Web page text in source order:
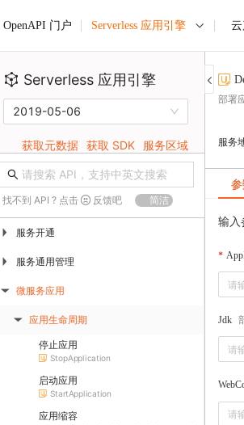
OpenAPI 门户 Serverless 应用引擎
Serverless 应用引擎
2019-05-06
获取元数据 获取 SDK 服务区域
找不到 API ? 点击 反馈吧 简洁
▶ 服务开通
▶ 服务通用管理
▶ 微服务应用
▶ 应用生命周期
停止应用
StopApplication
启动应用
StartApplication
应用缩容
部署
服务
输入
Jdk